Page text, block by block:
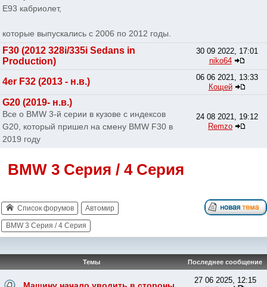
E93 кабриолет,
которые выпускались с 2006 по 2012 годы.
F30 (2012 328i/335i Sedans in
Production)
30 09 2022, 17:01
niko64
4er F32 (2013 - н.в.)
06 06 2021, 13:33
Кощей
G20 (2019- н.в.)
Все о BMW 3-й серии в кузове с индексов
G20, который пришел на смену BMW F30 в
2019 году
24 08 2021, 19:12
Remzo
BMW 3 Серия / 4 Серия
Список форумов Автомир
BMW 3 Серия / 4 Серия
Темы Последнее сообщение
Машину начало уводить в стороны
27 06 2025, 12:15